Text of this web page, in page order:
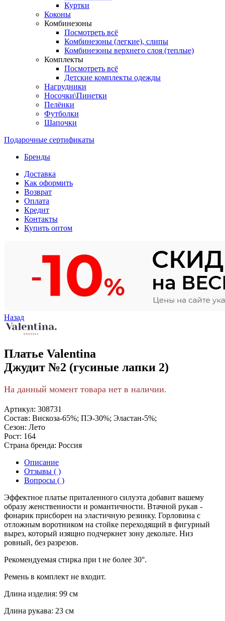
Куртки
Коконы
Комбинезоны
Посмотреть всё
Комбинезоны (легкие), слипы
Комбинезоны верхнего слоя (теплые)
Комплекты
Посмотреть всё
Детские комплекты одежды
Нагрудники
Носочки\Пинетки
Пелёнки
Футболки
Шапочки
Подарочные сертификаты
Бренды
Доставка
Как оформить
Возврат
Оплата
Кредит
Контакты
Купить оптом
Назад
Платье Valentina
Джудит №2 (гусиные лапки 2)
На данный момент товара нет в наличии.
Артикул: 308731
Состав: Вискоза-65%; ПЭ-30%; Эластан-5%;
Сезон: Лето
Рост: 164
Страна бренда: Россия
Описание
Отзывы ( )
Вопросы ( )
Эффектное платье приталенного силуэта добавит вашему
образу женственности и романтичности. Втачной рукав -
фонарик присборен на эластичную резинку. Горловина с
отложным воротником на стойке переходящий в фигурный
вырез, который изящно подчеркнет зону декольте. Низ
ровный, без разрезов.
Рекомендуемая стирка при t не более 30°.
Ремень в комплект не входит.
Длина изделия: 99 см
Длина рукава: 23 см